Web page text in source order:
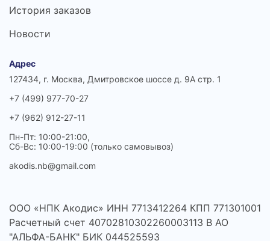
История заказов
Новости
Адрес
127434, г. Москва, Дмитровское шоссе д. 9А стр. 1
+7 (499) 977-70-27
+7 (962) 912-27-11
Пн-Пт: 10:00-21:00,
Сб-Вс: 10:00-19:00 (только самовывоз)
akodis.nb@gmail.com
ООО «НПК Акодис» ИНН 7713412264 КПП 771301001
Расчетный счет 40702810302260003113 В АО
"АЛЬФА-БАНК" БИК 044525593